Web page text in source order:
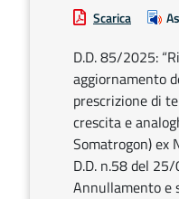
Scarica
D.D. 85/2025:
aggiornamento
prescrizione di
crescita e
Somatrogon) ex
D.D. n.58 del
Annullamento e